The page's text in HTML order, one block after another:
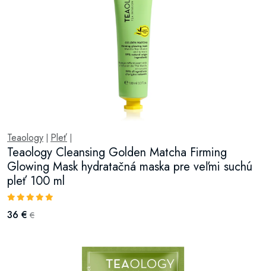
Teaology Pleť
Teaology Cleansing Golden Matcha Firming
Glowing Mask hydratačná maska pre veľmi suchú
pleť 100 ml
36 € €